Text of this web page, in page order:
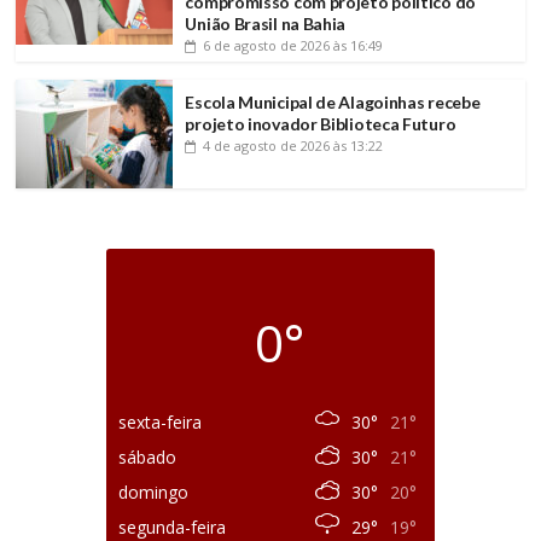
União Brasil na Bahia
6 de agosto de 2026 às 16:49
Escola Municipal de Alagoinhas recebe
projeto inovador Biblioteca Futuro
4 de agosto de 2026 às 13:22
0°
sexta-feira 30°
21°
sábado
30°
21°
domingo
30°
20°
segunda-feira
29° 19°